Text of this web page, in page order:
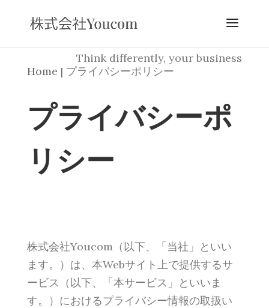
Think differently, your business
Home
プライバシーポリシー
プライバシーポ
リシー
株式会社Youcom（以下、「当社」といい
ます。）は、本Webサイト上で提供するサ
ービス（以下、「本サービス」といいま
す。）におけるプライバシー情報の取扱い